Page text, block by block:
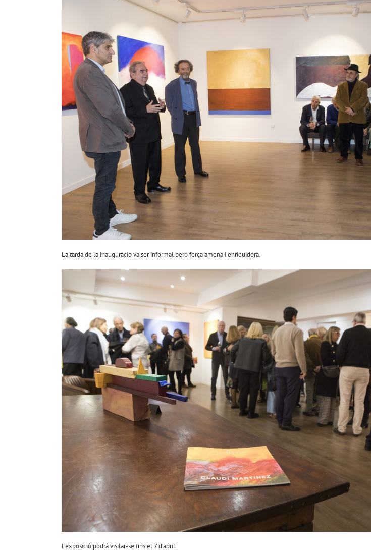
La tarda de la inauguració va ser informal però força amena i enriquidora.
L’exposició podrà visitar-se fins el 7 d’abril.